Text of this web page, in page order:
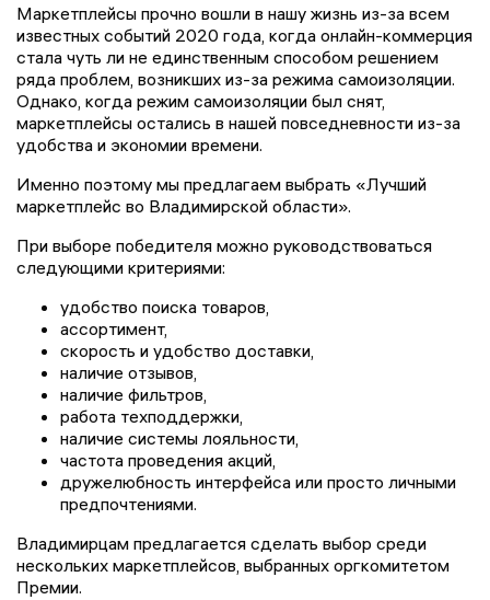
Маркетплейсы прочно вошли в нашу жизнь из-за всем
известных событий 2020 года, когда онлайн-коммерция
стала чуть ли не единственным способом решением
ряда проблем, возникших из-за режима самоизоляции.
Однако, когда режим самоизоляции был снят,
маркетплейсы остались в нашей повседневности из-за
удобства и экономии времени.
Именно поэтому мы предлагаем выбрать «Лучший
маркетплейс во Владимирской области».
При выборе победителя можно руководствоваться
следующими критериями:
удобство поиска товаров,
ассортимент,
скорость и удобство доставки,
наличие отзывов,
наличие фильтров,
работа техподдержки,
наличие системы лояльности,
частота проведения акций,
дружелюбность интерфейса или просто личными
предпочтениями.
Владимирцам предлагается сделать выбор среди
нескольких маркетплейсов, выбранных оргкомитетом
Премии.